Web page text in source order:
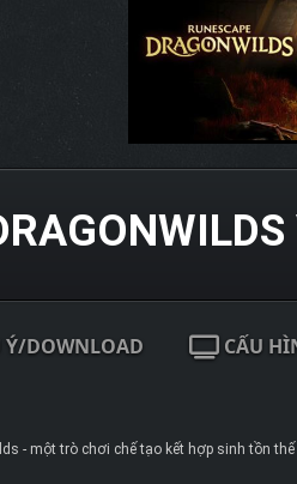
DOWNLOAD CẤU
- một trò chơi chế tạo kết hợp sinh tồn